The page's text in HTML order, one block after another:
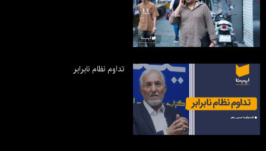
تداوم نظام نابرابر